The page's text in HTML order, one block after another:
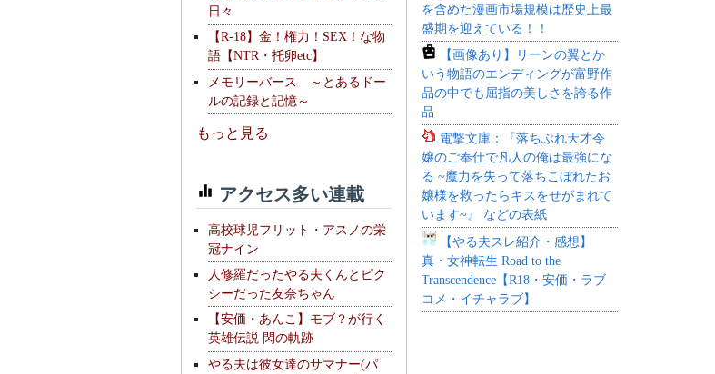
日々
【R-18】金！権力！SEX！な物
語【NTR・托卵etc】
メモリーバース ～とあるドー
ルの記録と記憶～
もっと見る
アクセス多い連載
高校球児フリット・アスノの栄
冠ナイン
人修羅だったやる夫くんとピク
シーだった友奈ちゃん
【安価・あんこ】モブ？が行く
英雄伝説 閃の軌跡
やる夫は彼女達のサマナー(パ
を含めた漫画市場規模は歴史上最
盛期を迎えている！！
【画像あり】リーンの翼とか
いう物語のエンディングが富野作
品の中でも屈指の美しさを誇る作
品
電撃文庫：『落ちぶれ天才令
嬢のご奉仕で凡人の俺は最強にな
る ~魔力を失って落ちこぼれたお
嬢様を救ったらキスをせがまれて
います~』 などの表紙
【やる夫スレ紹介・感想】
真・女神転生 Road to the
Transcendence【R18・安価・ラブ
コメ・イチャラブ】